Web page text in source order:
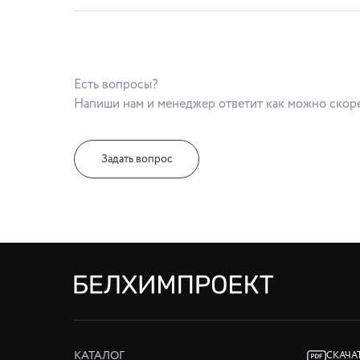
Есть вопросы?
Напиши нам и менеджер ответит как можно
Задать вопрос
КАТАЛОГ